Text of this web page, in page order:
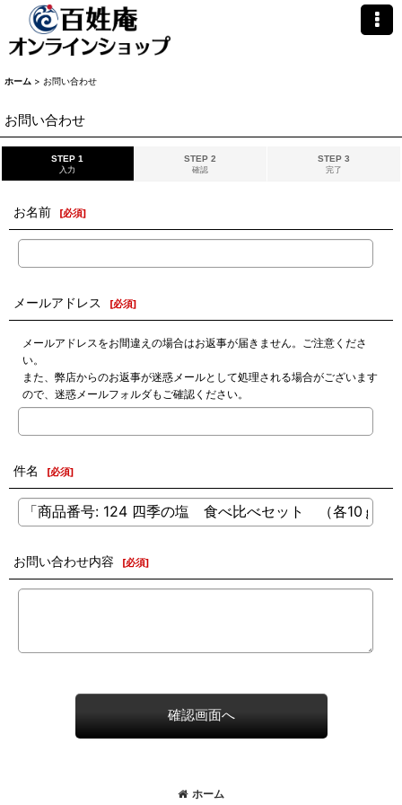
ホーム > お問い合わせ
お問い合わせ
STEP 1
入力
STEP 2
確認
STEP 3
完了
お名前 [必須]
メールアドレス [必須]
メールアドレスをお間違えの場合はお返事が届きません。ご注意くださ
い。
また、弊店からのお返事が迷惑メールとして処理される場合がございます
ので、迷惑メールフォルダもご確認ください。
件名 [必須]
お問い合わせ内容 [必須]
確認画面へ
ホーム